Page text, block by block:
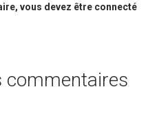
vous devez être connecté
commentaires